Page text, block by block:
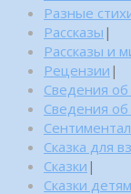
Разные
Рассказы |
Рассказы и
Рецензии |
Сведения
Сведения
Сказка для
Сказки |
Сказки